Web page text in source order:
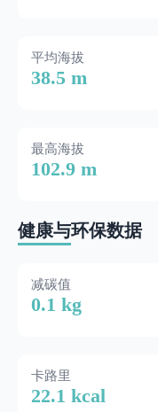
平均海拔
38.5 m
最高海拔
102.9 m
健康与环保数据
减碳值
0.1 kg
卡路里
22.1 kcal